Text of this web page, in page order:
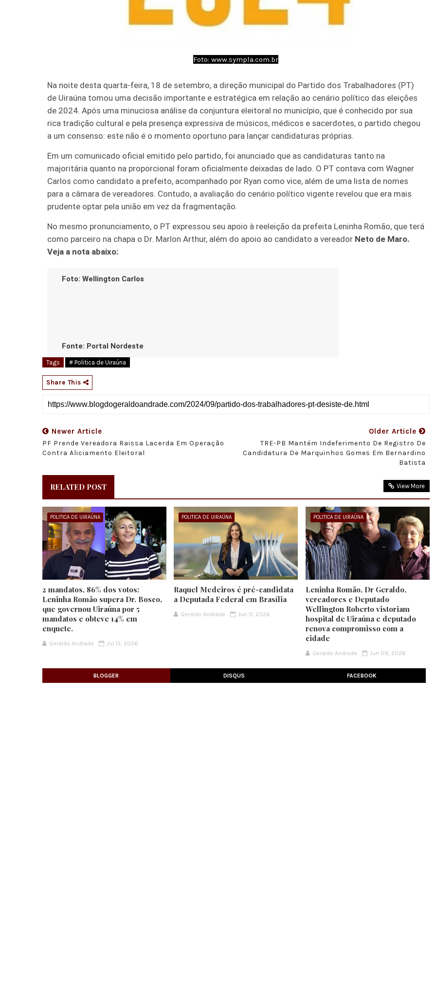
Foto: www.sympla.com.br
Na noite desta quarta-feira, 18 de setembro, a direção municipal do Partido dos Trabalhadores (PT)
de Uiraúna tomou uma decisão importante e estratégica em relação ao cenário político das eleições
de 2024. Após uma minuciosa análise da conjuntura eleitoral no município, que é conhecido por sua
rica tradição cultural e pela presença expressiva de músicos, médicos e sacerdotes, o partido chegou
a um consenso: este não é o momento oportuno para lançar candidaturas próprias.
Em um comunicado oficial emitido pelo partido, foi anunciado que as candidaturas tanto na
majoritária quanto na proporcional foram oficialmente deixadas de lado. O PT contava com Wagner
Carlos como candidato a prefeito, acompanhado por Ryan como vice, além de uma lista de nomes
para a câmara de vereadores. Contudo, a avaliação do cenário político vigente revelou que era mais
prudente optar pela união em vez da fragmentação.
No mesmo pronunciamento, o PT expressou seu apoio à reeleição da prefeita Leninha Romão, que terá
como parceiro na chapa o Dr. Marlon Arthur, além do apoio ao candidato a vereador Neto de Maro.
Veja a nota abaixo:
Foto: Wellington Carlos
Fonte: Portal Nordeste
Tags # Politica de Uiraúna
Share This
Newer Article
PF Prende Vereadora Raissa Lacerda Em Operação
Contra Aliciamento Eleitoral
Older Article
TRE-PB Mantém Indeferimento De Registro De
Candidatura De Marquinhos Gomes Em Bernardino
Batista
RELATED POST View More
POLITICA DE UIRAÚNA
2 mandatos, 86% dos votos:
Leninha Romão supera Dr. Bosco,
que governou Uiraúna por 5
mandatos e obteve 14% em
enquete.
Geraldo Andrade Jul 13, 2026
POLITICA DE UIRAÚNA
Raquel Medeiros é pré-candidata
a Deputada Federal em Brasília
Geraldo Andrade Jun 11, 2026
POLITICA DE UIRAÚNA
Leninha Romão, Dr Geraldo,
vereadores e Deputado
Wellington Roberto vistoriam
hospital de Uiraúna e deputado
renova compromisso com a
cidade
Geraldo Andrade Jun 09, 2026
BLOGGER DISQUS FACEBOOK